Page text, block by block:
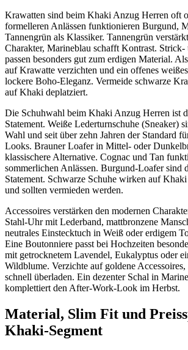
Krawatten sind beim Khaki Anzug Herren oft
formelleren Anlässen funktionieren Burgund,
Tannengrün als Klassiker. Tannengrün
Charakter, Marineblau schafft Kontrast.
passen besonders gut zum erdigen Material.
auf Krawatte verzichten und ein offenes
lockere Boho-Eleganz. Vermeide schwarze
auf Khaki deplatziert.
Die Schuhwahl beim Khaki Anzug Herren ist
Statement. Weiße Lederturnschuhe (Sneaker)
Wahl und seit über zehn Jahren der Standard
Looks. Brauner Loafer in Mittel- oder
klassischere Alternative. Cognac und Tan
sommerlichen Anlässen. Burgund-Loafer sind
Statement. Schwarze Schuhe wirken auf
und sollten vermieden werden.
Accessoires verstärken den modernen
Stahl-Uhr mit Lederband, mattbronzene
neutrales Einstecktuch in Weiß oder erdigem
Eine Boutonniere passt bei Hochzeiten
mit getrocknetem Lavendel, Eukalyptus oder
Wildblume. Verzichte auf goldene
schnell überladen. Ein dezenter Schal in
komplettiert den After-Work-Look im Herbst.
Material, Slim Fit und
Khaki-Segment